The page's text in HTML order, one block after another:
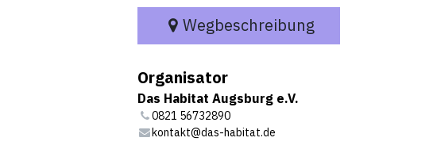
Wegbeschreibung
Organisator
Das Habitat Augsburg e.V.
0821 56732890
kontakt@das-habitat.de